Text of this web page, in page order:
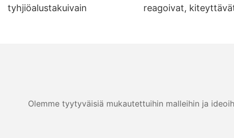
tyhjiöalustakuivain
reagoivat,
Olemme tyytyväisiä mukautettuihin malleihin ja